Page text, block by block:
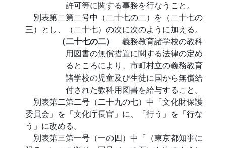
許可等に関する事務を行なうこと。
別表第二第二号中（二十七の二）を（二十七の
三）とし、（二十七）の次に次のように加える。
（二十七の二） 義務教育諸学校の教科
用図書の無償措置に関する法律の定め
るところにより、市町村立の義務教育
諸学校の児童及び生徒に国から無償給
付された教科用図書を給与すること。
別表第二第二号（二十九の七）中「文化財保護
委員会」を「文化庁長官」に、「行う」を「行な
う」に改める。
別表第三第一号（一の四）中「（東京都知事に